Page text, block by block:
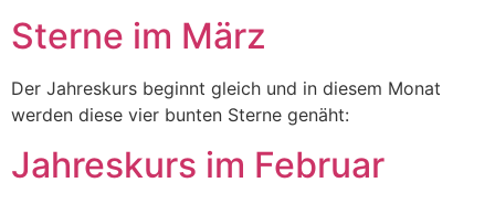
Sterne im März
Der Jahreskurs beginnt gleich und in diesem Monat
werden diese vier bunten Sterne genäht:
Jahreskurs im Februar